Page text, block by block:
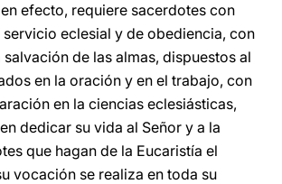
efecto, requiere sacerdotes con
eclesial y de obediencia, con
de las almas, dispuestos al
en la oración y en el trabajo, con
en la ciencias eclesiásticas,
dedicar su vida al Señor y a la
que hagan de la Eucaristía el
vocación se realiza en toda su